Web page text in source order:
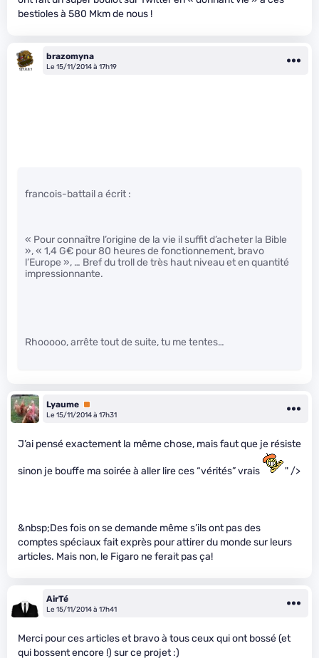
bestioles à 580 Mkm de nous !
brazomyna
Le 15/11/2014 à 17h19
francois-battail a écrit :
« Pour connaître l’origine de la vie il suffit d’acheter la Bible
», « 1,4 G€ pour 80 heures de fonctionnement, bravo
l’Europe », … Bref du troll de très haut niveau et en quantité
impressionnante.
Rhooooo, arrête tout de suite, tu me tentes…
Lyaume Premium
Le 15/11/2014 à 17h31
J’ai pensé exactement la même chose, mais faut que je résiste
sinon je bouffe ma soirée à aller lire ces “vérités” vrais " />
&nbsp;Des fois on se demande même s’ils ont pas des
comptes spéciaux fait exprès pour attirer du monde sur leurs
articles. Mais non, le Figaro ne ferait pas ça!
AirTé
Le 15/11/2014 à 17h41
Merci pour ces articles et bravo à tous ceux qui ont bossé (et
qui bossent encore !) sur ce projet :)